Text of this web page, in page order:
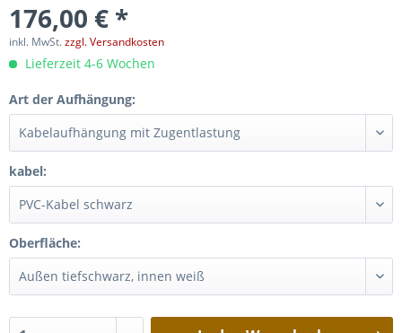
176,00 € *
inkl. MwSt.zzgl. Versandkosten
Lieferzeit 4-6 Wochen
Art der Aufhängung:
kabel:
Oberfläche: